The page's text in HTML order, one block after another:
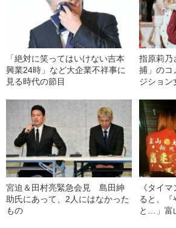
「絶対に笑ってはいけない吉本
興業24時」など大企業不祥事に
見る時代の節目
指原莉乃
捕」のコ
ジション
宮迫＆田村亮緊急会見 島田紳
助氏にあって、2人にはなかった
もの
《タイ
ると、『
と…」富